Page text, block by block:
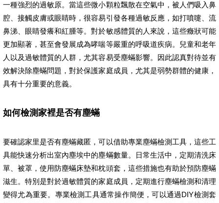
一種強烈的過敏原。當這些微小顆粒飄散在空氣中，被人們吸入鼻
腔、接觸皮膚或眼睛時，很容易引發各種過敏反應，如打噴嚏、流
鼻涕、眼睛發癢和紅腫等。對於敏感體質的人來說，這些癥狀可能
更加顯著，甚至會發展成為哮喘等嚴重的呼吸道疾病。兒童和老年
人以及過敏體質的人群，尤其容易受塵蟎影響。因此認真對待並有
效解決除塵蟎問題，對於保護家庭成員，尤其是弱勢群體的健康，
具有十分重要的意義。
如何檢測家裡是否有塵蟎
要確認家里是否有塵蟎藏匿，可以借助專業塵蟎檢測工具，這些工
具能快速分析出室內塵埃中的塵蟎數量。日常生活中，定期清洗床
單、被罩，使用防塵蟎床墊和枕頭套，這些措施也有助於預防塵蟎
滋生。特別是對於過敏體質的家庭成員，定期進行塵蟎檢測和清理
變得尤為重要。專業檢測工具通常操作簡便，可以通過DIY檢測套